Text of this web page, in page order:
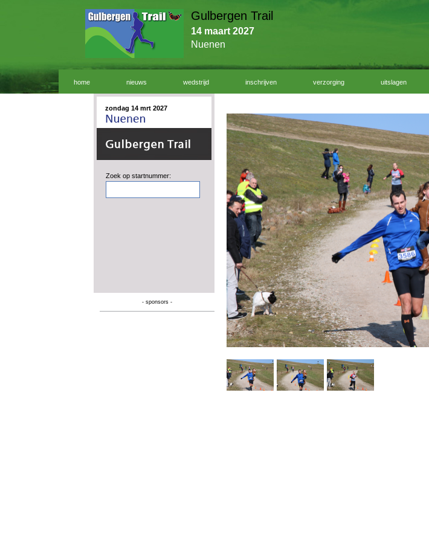
Gulbergen Trail
14 maart 2027
Nuenen
home nieuws wedstrijd inschrijven verzorging uitslagen
zondag 14 mrt 2027
Zoek op startnummer:
- sponsors -